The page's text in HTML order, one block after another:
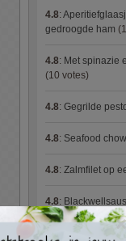
4.8:
gedroogde ham
4.8: Met spinazie
(10 votes)
4.8: Gegrilde
4.8: Seafood
4.8: Zalmfilet op
4.8: Blackwellsaus
4.7